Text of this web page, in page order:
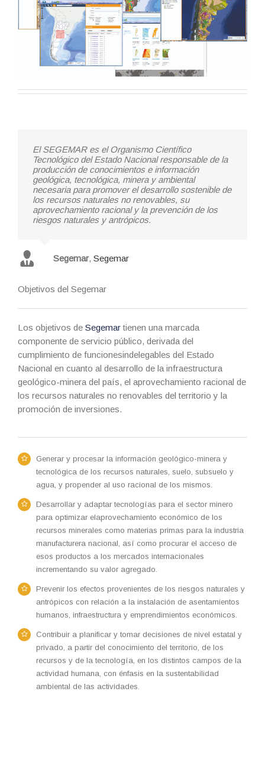
El SEGEMAR es el Organismo Científico
Tecnológico del Estado Nacional responsable de la
producción de conocimientos e información
geológica, tecnológica, minera y ambiental
necesaria para promover el desarrollo sostenible de
los recursos naturales no renovables, su
aprovechamiento racional y la prevención de los
riesgos naturales y antrópicos.
Segemar, Segemar
Objetivos del Segemar
Los objetivos de Segemartienen una marcada
componente de servicio público, derivada del
cumplimiento de funcionesindelegables del Estado
Nacional en cuanto al desarrollo de la infraestructura
geológico-minera del país, el aprovechamiento racional de
los recursos naturales no renovables del territorio y la
promoción de inversiones.
Generar y procesar la información geológico-minera y
tecnológica de los recursos naturales, suelo, subsuelo y
agua, y propender al uso racional de los mismos.
Desarrollar y adaptar tecnologías para el sector minero
para optimizar elaprovechamiento económico de los
recursos minerales como materias primas para la industria
manufacturera nacional, así como procurar el acceso de
esos productos a los mercados internacionales
incrementando su valor agregado.
Prevenir los efectos provenientes de los riesgos naturales y
antrópicos con relación a la instalación de asentamientos
humanos, infraestructura y emprendimientos económicos.
Contribuir a planificar y tomar decisiones de nivel estatal y
privado, a partir del conocimiento del territorio, de los
recursos y de la tecnología, en los distintos campos de la
actividad humana, con énfasis en la sustentabilidad
ambiental de las actividades.